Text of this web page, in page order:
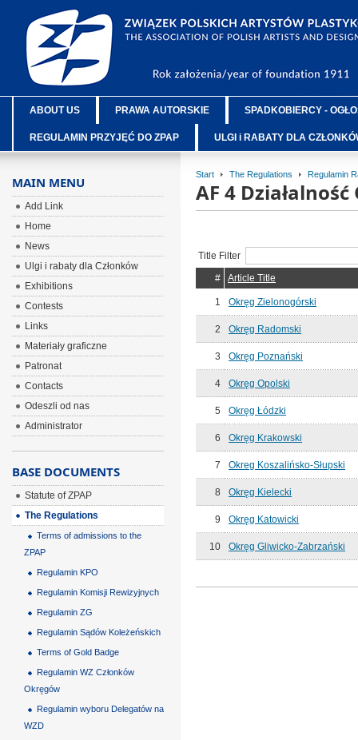
ABOUT US PRAWA AUTORSKIE SPADKOBIERCY -
REGULAMIN PRZYJĘĆ DO ZPAP ULGI i RABATY DLA
Start The Regulations Regulamin
AF 4
Title Filter
#
Article Title
1 Okręg Zielonogórski
2 Okręg Radomski
3 Okręg Poznański
4 Okręg Opolski
5 Okręg Łódzki
6 Okręg Krakowski
7 Okreg Koszalińsko-Słupski
8 Okręg Kielecki
9 Okręg Katowicki
10 Okręg Gliwicko-Zabrzański
MAIN MENU
Add Link
Home
News
Ulgi i rabaty dla Członków
Exhibitions
Contests
Links
Materiały graficzne
Patronat
Contacts
Odeszli od nas
Administrator
BASE DOCUMENTS
Statute of ZPAP
The Regulations
Terms of admissions to the
ZPAP
Regulamin KPO
Regulamin Komisji Rewizyjnych
Regulamin ZG
Regulamin Sądów Koleżeńskich
Terms of Gold Badge
Regulamin WZ Członków
Okręgów
Regulamin wyboru Delegatów na
WZD